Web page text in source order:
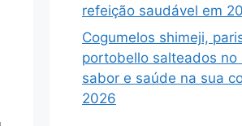
refeição saudável em
Cogumelos shimeji,
portobello salteados no
sabor e saúde na sua
2026